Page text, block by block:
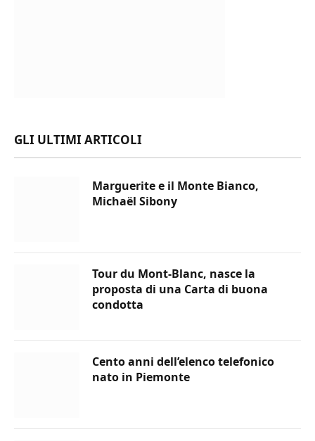
GLI ULTIMI ARTICOLI
Marguerite e il Monte Bianco,
Michaël Sibony
Tour du Mont-Blanc, nasce la
proposta di una Carta di buona
condotta
Cento anni dell’elenco telefonico
nato in Piemonte